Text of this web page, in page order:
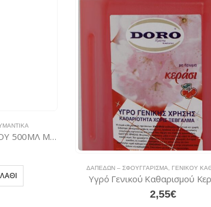
DETTOL ΑΝΤΛΙΑ ΚΑΘΑΡΙΣΜΟΥ 500ΜΛ MULTI CLEANER HYGIENE
ΔΑΠΈΔΩΝ – ΣΦΟΥΓΓΆΡΙΣΜΑ,ΓΕΝΙΚΟΎ ΚΑΘΑΡΙΣΜΟΎ
Υγρό Γενικού Καθαρισμού Κεράσι 4L